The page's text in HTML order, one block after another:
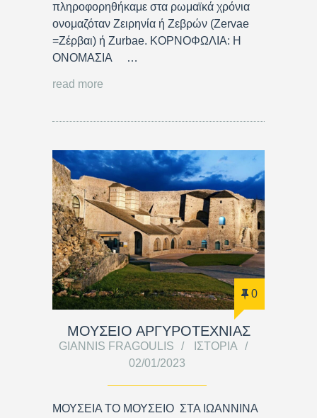
πληροφορηθήκαμε στα ρωμαϊκά χρόνια
ονομαζόταν Ζειρηνία ή Ζεβρών (Zervae
=Ζέρβαι) ή Zurbae. ΚΟΡΝΟΦΩΛΙΑ: Η
ΟΝΟΜΑΣΙΑ …
read more
0
ΜΟΥΣΕΙΟ ΑΡΓΥΡΟΤΕΧΝΙΑΣ
GIANNIS FRAGOULIS
ΙΣΤΟΡΊΑ
02/01/2023
ΜΟΥΣΕΙΑ ΤΟ ΜΟΥΣΕΙΟ ΣΤΑ ΙΩΑΝΝΙΝΑ